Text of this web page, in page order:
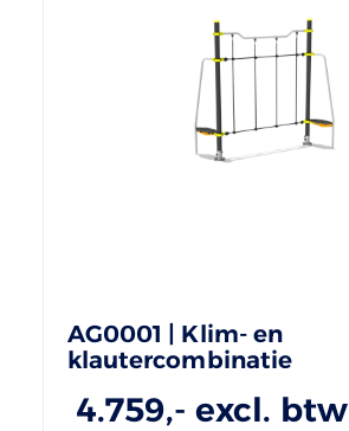
AG0001 | Klim- en
klautercombinatie
4.759,- excl. btw